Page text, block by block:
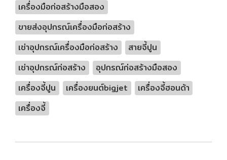
เครื่องมือก่อสร้างมือสอง
ขายส่งอุปกรณ์เครื่องมือก่อสร้าง
เช่าอุปกรณ์เครื่องมือก่อสร้าง
สายจี้ปูน
เช่าอุปกรณ์ก่อสร้าง
อุปกรณ์ก่อสร้างมือสอง
เครื่องจี้ปูน
เครื่องยนต์bigjet
เครื่องจี้ฮอนด้า
เครื่องจี้